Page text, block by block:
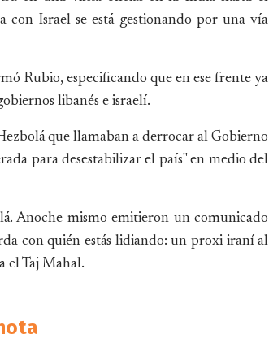
Israel se está gestionando por una vía
Rubio, especificando que en ese frente ya
libanés e israelí.
que llamaban a derrocar al Gobierno
para desestabilizar el país" en medio del
Anoche mismo emitieron un comunicado
con quién estás lidiando: un proxi iraní al
el Taj Mahal.